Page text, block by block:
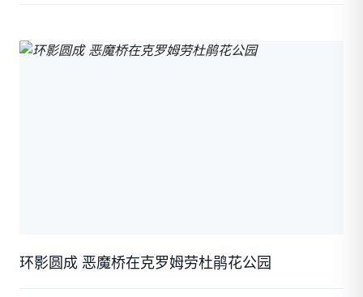
环影圆成 恶魔桥在克罗姆劳杜鹃花公园